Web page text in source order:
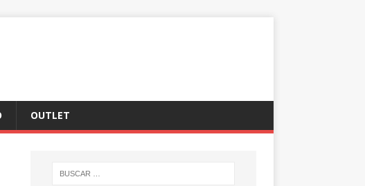
OUTLET